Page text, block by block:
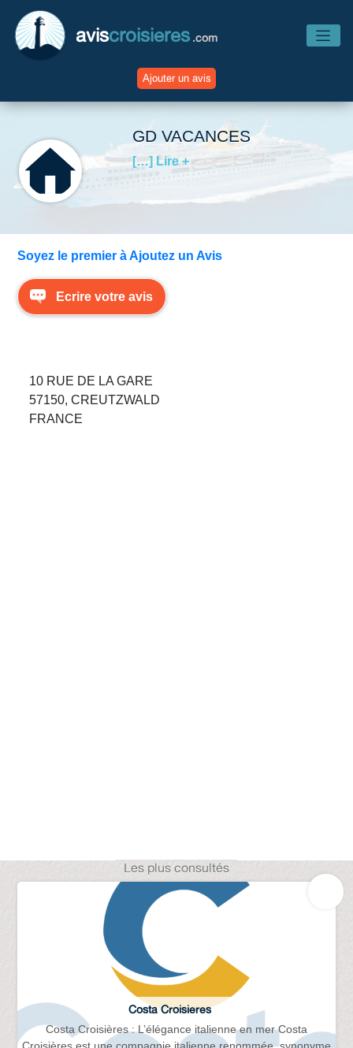
aviscroisieres .com
Ajouter un avis
Accueil
Avis Compagnies
Avis Escales
GD VACANCES
[…] Lire +
Soyez le premier à Ajoutez un Avis
Ecrire votre avis
10 RUE DE LA GARE
57150, CREUTZWALD
FRANCE
Les plus consultés
Costa Croisieres
Costa Croisières : L’élégance italienne en mer Costa